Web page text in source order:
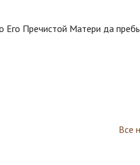
Его Пречистой Матери да
Все